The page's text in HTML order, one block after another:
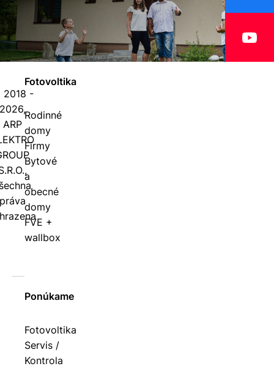
Fotovoltika
Rodinné
domy
Firmy
Bytové
a
obecné
domy
FVE +
wallbox
Ponúkame
Fotovoltika
Servis /
Kontrola
-
ARP